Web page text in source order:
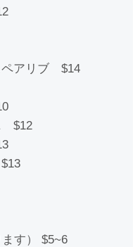
ペアリブ $14
$12
す） $5~6